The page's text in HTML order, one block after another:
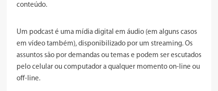
conteúdo.
Um podcast é uma mídia digital em áudio (em alguns casos
em vídeo também), disponibilizado por um streaming. Os
assuntos são por demandas ou temas e podem ser escutados
pelo celular ou computador a qualquer momento on-line ou
off-line.